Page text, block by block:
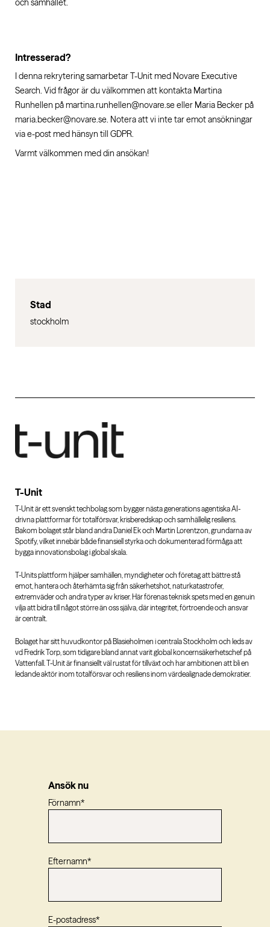
och samhället.
Intresserad?
I denna rekrytering samarbetar T-Unit med Novare Executive
Search. Vid frågor är du välkommen att kontakta Martina
Runhellen på martina.runhellen@novare.se eller Maria Becker på
maria.becker@novare.se. Notera att vi inte tar emot ansökningar
via e-post med hänsyn till GDPR.
Varmt välkommen med din ansökan!
Stad
stockholm
T-Unit
T-Unit är ett svenskt techbolag som bygger nästa generations agentiska AI-
drivna plattformar för totalförsvar, krisberedskap och samhällelig resiliens.
Bakom bolaget står bland andra Daniel Ek och Martin Lorentzon, grundarna av
Spotify, vilket innebär både finansiell styrka och dokumenterad förmåga att
bygga innovationsbolag i global skala.
T-Units plattform hjälper samhällen, myndigheter och företag att bättre stå
emot, hantera och återhämta sig från säkerhetshot, naturkatastrofer,
extremväder och andra typer av kriser. Här förenas teknisk spets med en genuin
vilja att bidra till något större än oss själva, där integritet, förtroende och ansvar
är centralt.
Bolaget har sitt huvudkontor på Blasieholmen i centrala Stockholm och leds av
vd Fredrik Torp, som tidigare bland annat varit global koncernsäkerhetschef på
Vattenfall. T-Unit är finansiellt väl rustat för tillväxt och har ambitionen att bli en
ledande aktör inom totalförsvar och resiliens inom värdealignade demokratier.
Ansök nu
Förnamn*
Efternamn*
E-postadress*